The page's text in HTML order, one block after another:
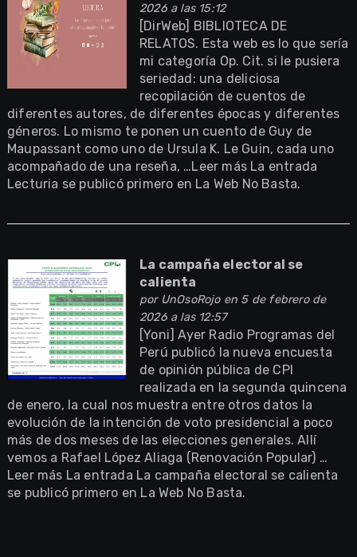
2026 a las 15:12
[DirWeb] BIBLIOTECA DE
RELATOS. Esta web es lo que sería
mi categoría Op. Cit. si le pusiera
seriedad: una deliciosa
recopilación de cuentos de
diferentes autores, de diferentes épocas y diferentes
géneros. Lo mismo te ponen un cuento de Guy de
Maupassant como uno de Ursula K. Le Guin, cada uno
acompañado de una reseña, …Leer más La entrada
Lecturia se publicó primero en La Web No Basta.
La campaña electoral se
calienta
por UnOsoRojoen 5 de febrero de
2026 a las 12:57
[Yoni] Ayer Radio Programas del
Perú publicó la nueva encuesta
de opinión pública de CPI
realizada en la segunda quincena
de enero, la cual nos muestra entre otros datos la
evolución de la intención de voto presidencial a poco
más de dos meses de las elecciones generales. Allí
vemos a Rafael López Aliaga (Renovación Popular) …
Leer más La entrada La campaña electoral se calienta
se publicó primero en La Web No Basta.